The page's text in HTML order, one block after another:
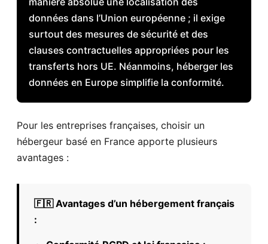
données dans l’Union européenne ; il exige
surtout des mesures de sécurité et des
clauses contractuelles appropriées pour les
transferts hors UE. Néanmoins, héberger les
données en Europe simplifie la conformité.
Pour les entreprises françaises, choisir un
hébergeur basé en France apporte plusieurs
avantages :
🇫🇷 Avantages d’un hébergement français
: